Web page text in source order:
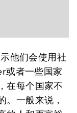
他们会使用社
或者一些国家
在每个国家不
。一般来说，